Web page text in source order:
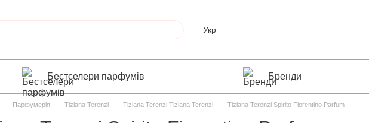
Укр
Бестселери парфумів Бренди
Парфумерія Tiziana Terenzi Tiziana Terenzi Tiziana Terenzi Tiziana Terenzi Spirito Fiorentino Parfum